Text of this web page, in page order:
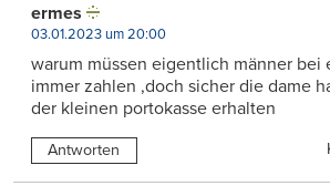
ermes
03.01.2023 um 20:00
warum müssen eigentlich männer bei
immer zahlen ,doch sicher die dame
der kleinen portokasse erhalten
Antworten